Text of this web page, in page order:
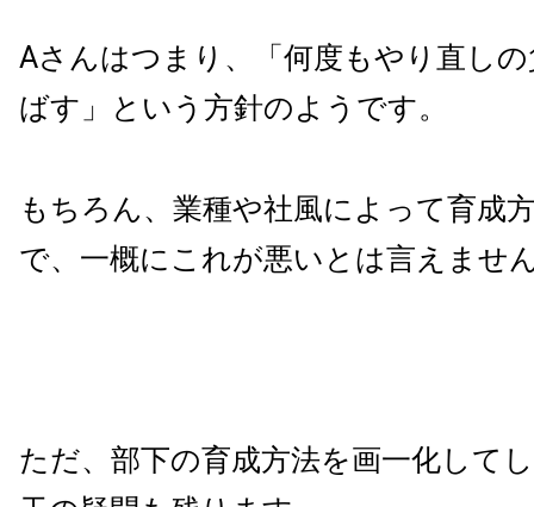
Aさんはつまり、「何度もやり直し
ばす」という方針のようです。
もちろん、業種や社風によって育成
で、一概にこれが悪いとは言えませ
ただ、部下の育成方法を画一化して